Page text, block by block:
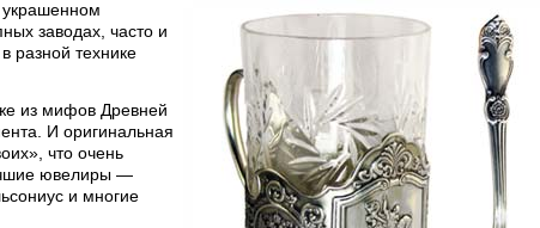
украшенном
заводах, часто и
разной технике
из мифов Древней
И оригинальная
что очень
ювелиры —
и многие